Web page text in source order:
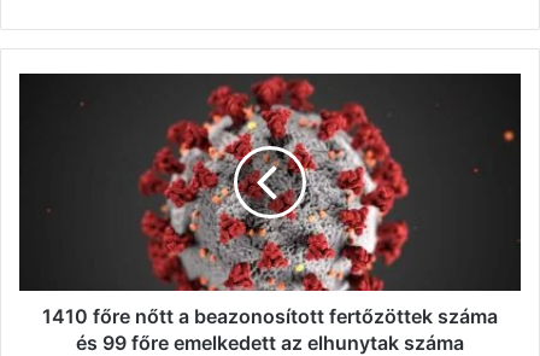
fertőzöttek
99
főre
emelkedett
1410 főre nőtt a beazonosított fertőzöttek száma
és 99 főre emelkedett az elhunytak száma